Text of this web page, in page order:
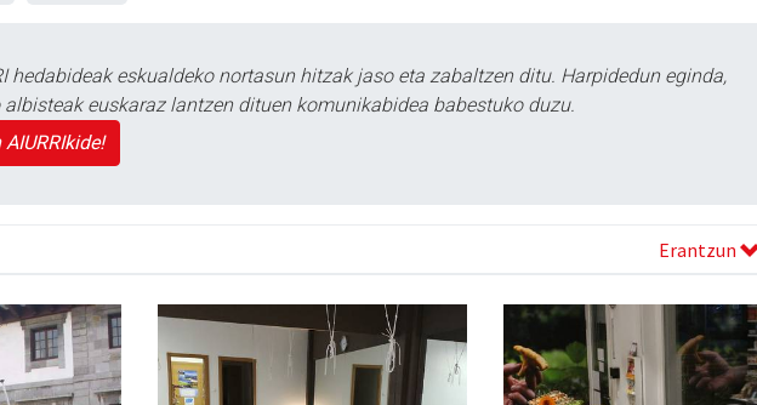
hedabideak eskualdeko nortasun hitzak jaso eta zabaltzen ditu. Harpidedun eginda,
albisteak euskaraz lantzen dituen komunikabidea babestuko duzu.
AIURRIkide!
Erantzun